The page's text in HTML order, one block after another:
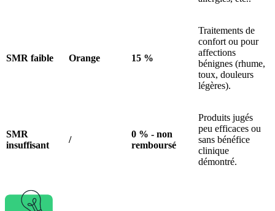
SMR faible Orange 15 %
Traitements de
confort ou pour
affections
bénignes (rhume,
toux, douleurs
légères).
SMR
insuffisant
/
0 % - non
remboursé
Produits jugés
peu efficaces ou
sans bénéfice
clinique
démontré.